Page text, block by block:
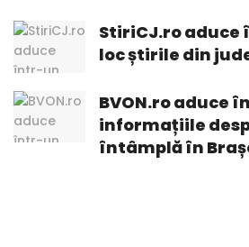
StiriCJ.ro
loc știrile din
BVON.ro aduce
informațiile
întâmplă în